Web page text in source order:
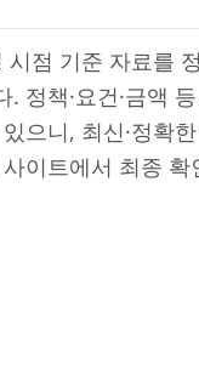
점 기준 자료를
. 정책·요건·금액
으니, 최신·정확
이트에서 최종 확